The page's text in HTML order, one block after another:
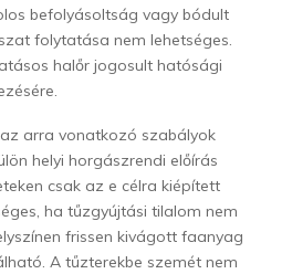
befolyásoltság vagy bódult
folytatása nem lehetséges.
halőr jogosult hatósági
arra vonatkozó szabályok
helyi horgászrendi előírás
csak az e célra kiépített
ha tűzgyújtási tilalom nem
frissen kivágott faanyag
A tűzterekbe szemét nem